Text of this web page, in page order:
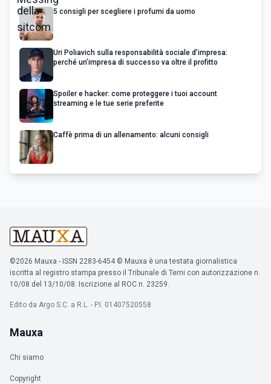
5 consigli per scegliere i profumi da uomo
Uri Poliavich sulla responsabilità sociale d’impresa:
perché un’impresa di successo va oltre il profitto
Spoiler e hacker: come proteggere i tuoi account
streaming e le tue serie preferite
Caffè prima di un allenamento: alcuni consigli
©2026 Mauxa - ISSN 2283-6454 © Mauxa è una testata giornalistica
iscritta al registro stampa presso il Tribunale di Terni con autorizzazione n.
10/08 del 13/10/08. Iscrizione al ROC n. 23259.
Edito da Argo S.C. a R.L. - P.I. 01407520558
Mauxa
Chi siamo
Copyright